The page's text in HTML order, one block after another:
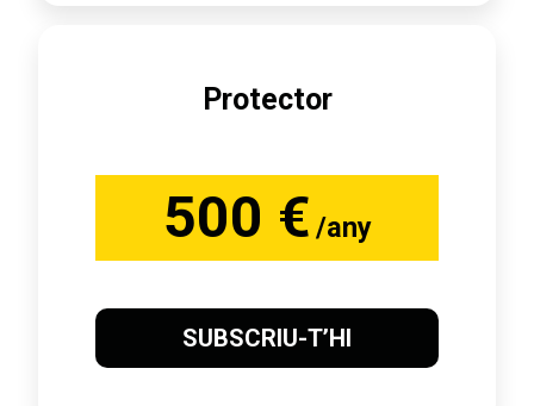
Protector
500 € /any
SUBSCRIU-T’HI